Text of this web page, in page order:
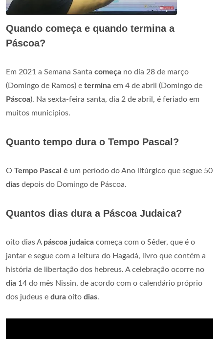
Quando começa e quando termina a
Páscoa?
Em 2021 a Semana Santa começa no dia 28 de março
(Domingo de Ramos) e termina em 4 de abril (Domingo de
Páscoa). Na sexta-feira santa, dia 2 de abril, é feriado em
muitos municípios.
Quanto tempo dura o Tempo Pascal?
O Tempo Pascal é um período do Ano litúrgico que segue 50
dias depois do Domingo de Páscoa.
Quantos dias dura a Páscoa Judaica?
oito dias A páscoa judaica começa com o Sêder, que é o
jantar e segue com a leitura do Hagadá, livro que contém a
história de libertação dos hebreus. A celebração ocorre no
dia 14 do mês Nissin, de acordo com o calendário próprio
dos judeus e dura oito dias.